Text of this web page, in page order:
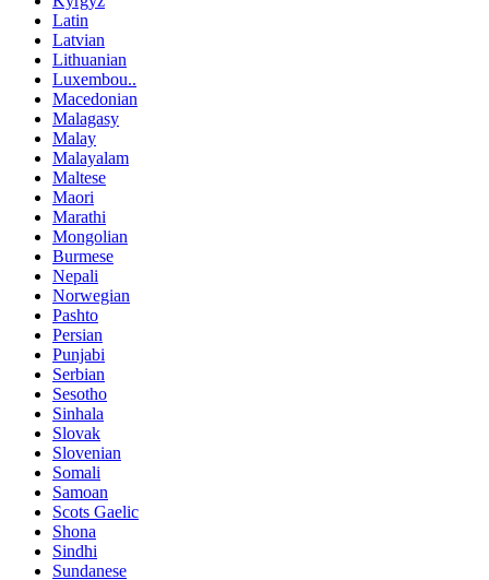
Latin
Latvian
Lithuanian
Luxembou..
Macedonian
Malagasy
Malay
Malayalam
Maltese
Maori
Marathi
Mongolian
Burmese
Nepali
Norwegian
Pashto
Persian
Punjabi
Serbian
Sesotho
Sinhala
Slovak
Slovenian
Somali
Samoan
Scots Gaelic
Shona
Sindhi
Sundanese